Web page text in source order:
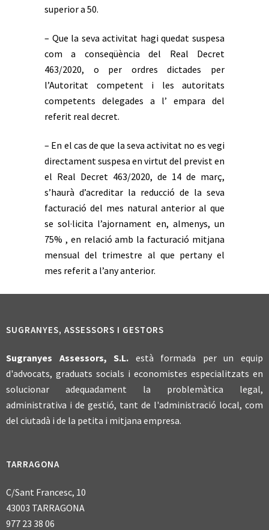
superior a 50.
– Que la seva activitat hagi quedat suspesa
com a conseqüència del Real Decret
463/2020, o per ordres dictades per
l’Autoritat competent i les autoritats
competents delegades a l’ empara del
referit real decret.
– En el cas de que la seva activitat no es vegi
directament suspesa en virtut del previst en
el Real Decret 463/2020, de 14 de març,
s’haurà d’acreditar la reducció de la seva
facturació del mes natural anterior al que
se sol·licita l’ajornament en, almenys, un
75% , en relació amb la facturació mitjana
mensual del trimestre al que pertany el
mes referit a l’any anterior.
SUGRANYES, ASSESSORS I GESTORS
Sugranyes Assessors, S.L. està formada per un equip
d'advocats, graduats socials i economistes especialitzats en
solucionar adequadament la problemàtica legal,
administrativa i de gestió, tant de l'administració local, com
del ciutadà i de la petita i mitjana empresa.
TARRAGONA
C/Sant Francesc, 10
43003 TARRAGONA
977 23 38 06